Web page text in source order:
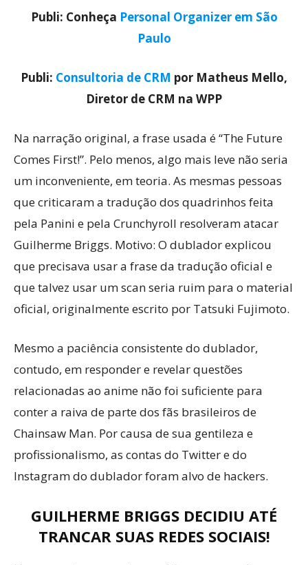
Publi: Conheça Personal Organizer em São
Paulo
Publi: Consultoria de CRM por Matheus Mello,
Diretor de CRM na WPP
Na narração original, a frase usada é “The Future
Comes First!”. Pelo menos, algo mais leve não seria
um inconveniente, em teoria. As mesmas pessoas
que criticaram a tradução dos quadrinhos feita
pela Panini e pela Crunchyroll resolveram atacar
Guilherme Briggs. Motivo: O dublador explicou
que precisava usar a frase da tradução oficial e
que talvez usar um scan seria ruim para o material
oficial, originalmente escrito por Tatsuki Fujimoto.
Mesmo a paciência consistente do dublador,
contudo, em responder e revelar questões
relacionadas ao anime não foi suficiente para
conter a raiva de parte dos fãs brasileiros de
Chainsaw Man. Por causa de sua gentileza e
profissionalismo, as contas do Twitter e do
Instagram do dublador foram alvo de hackers.
GUILHERME BRIGGS DECIDIU ATÉ
TRANCAR SUAS REDES SOCIAIS!